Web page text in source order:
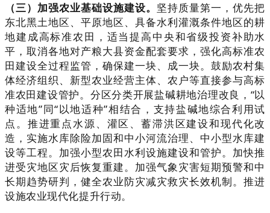
（三）加强农业基础设施建设。 坚持质量第一，优先把
东北黑土地区、平原地区、具备水利灌溉条件地区的耕
地建成高标准农田，适当提高中央和省级投资补助水
平，取消各地对产粮大县资金配套要求，强化高标准农
田建设全过程监管，确保建一块、成一块。鼓励农村集
体经济组织、新型农业经营主体、农户等直接参与高标
准农田建设管护。分区分类开展盐碱耕地治理改良，“以
种适地”同“以地适种”相结合，支持盐碱地综合利用试
点。推进重点水源、灌区、蓄滞洪区建设和现代化改
造，实施水库除险加固和中小河流治理、中小型水库建
设等工程。加强小型农田水利设施建设和管护。加快推
进受灾地区灾后恢复重建。加强气象灾害短期预警和中
长期趋势研判，健全农业防灾减灾救灾长效机制。推进
设施农业现代化提升行动。